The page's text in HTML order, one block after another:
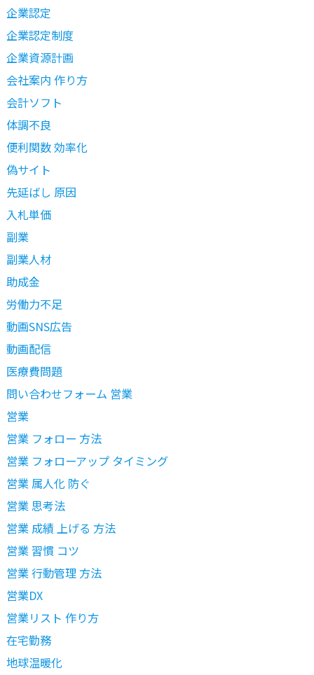
企業認定
企業認定制度
企業資源計画
会社案内 作り方
会計ソフト
体調不良
便利関数 効率化
偽サイト
先延ばし 原因
入札単価
副業
副業人材
助成金
労働力不足
動画SNS広告
動画配信
医療費問題
問い合わせフォーム 営業
営業
営業 フォロー 方法
営業 フォローアップ タイミング
営業 属人化 防ぐ
営業 思考法
営業 成績 上げる 方法
営業 習慣 コツ
営業 行動管理 方法
営業DX
営業リスト 作り方
在宅勤務
地球温暖化